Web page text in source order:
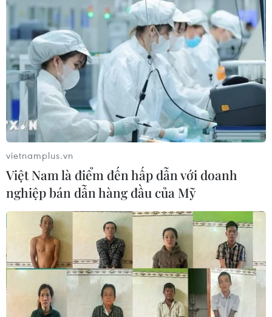
vietnamplus.vn
Việt Nam là điểm đến hấp dẫn với doanh
nghiệp bán dẫn hàng đầu của Mỹ